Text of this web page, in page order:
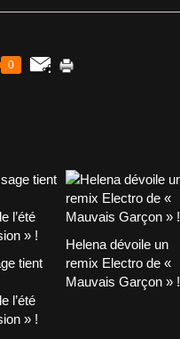
0
tient
l’été
» !
Helena dévoile un
remix Electro de «
Mauvais Garçon » !